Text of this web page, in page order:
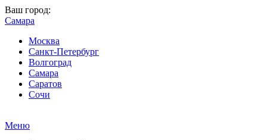
Ваш город:
Самара
Москва
Санкт-Петербург
Волгоград
Самара
Саратов
Сочи
Меню